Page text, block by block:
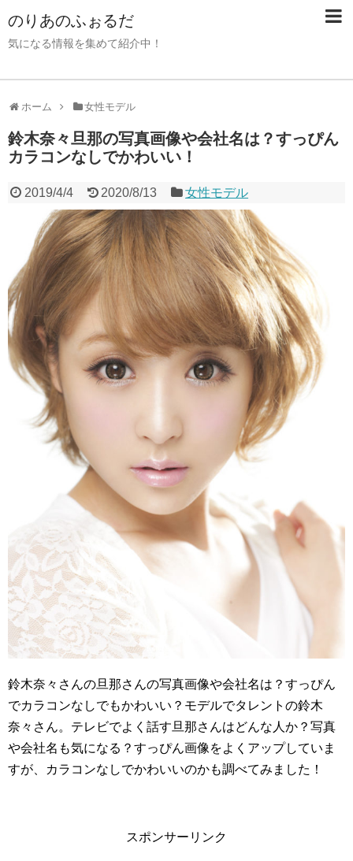
のりあのふぉるだ
気になる情報を集めて紹介中！
ホーム 女性モデル
鈴木奈々旦那の写真画像や会社名は？すっぴん
カラコンなしでかわいい！
2019/4/4 2020/8/13 女性モデル
鈴木奈々さんの旦那さんの写真画像や会社名は？すっぴん
でカラコンなしでもかわいい？モデルでタレントの鈴木
奈々さん。テレビでよく話す旦那さんはどんな人か？写真
や会社名も気になる？すっぴん画像をよくアップしていま
すが、カラコンなしでかわいいのかも調べてみました！
スポンサーリンク